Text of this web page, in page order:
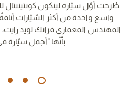
طُرحت أوّل سيّارة لينكون كونتيننتال
واسع واحدة من أكثر السّيّارات
المهندس المعماري فرانك لويد رايت،
بأنّها "أجمل سيّارة